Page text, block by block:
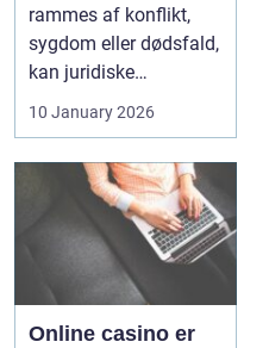
rammes af konflikt,
sygdom eller dødsfald,
kan juridiske
spørgsmål hurtigt
vokse si...
10 January 2026
Online casino er